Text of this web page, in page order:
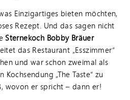
Einzigartiges bieten möchten,
Rezept. Und das sagen nicht
Sternekoch Bobby Bräuer
das Restaurant „Esszimmer“
und war schon zweimal als
„The Taste“ zu
wovon er spricht – dann er!